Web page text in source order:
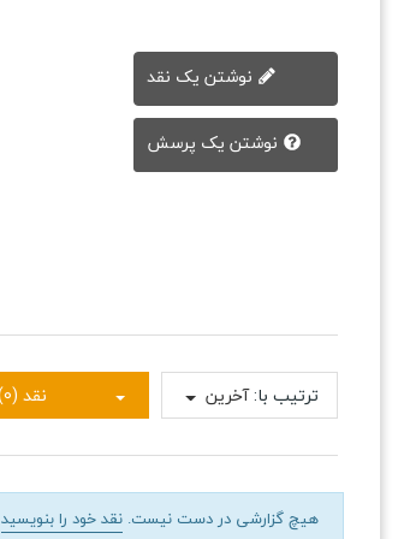
نوشتن یک پرسش
نقد (0) ترتیب با:آخرین
هیچ گزارشی در دست نیست. نقد خود را بنویسید